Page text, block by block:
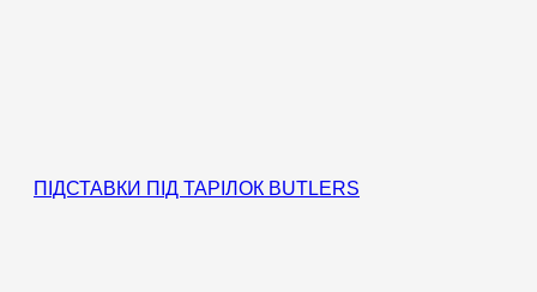
ПІДСТАВКИ ПІД ТАРІЛОК BUTLERS